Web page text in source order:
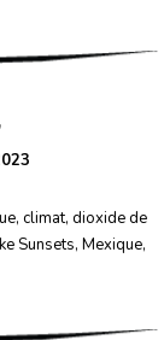
, climat, dioxide de
Sunsets, Mexique,